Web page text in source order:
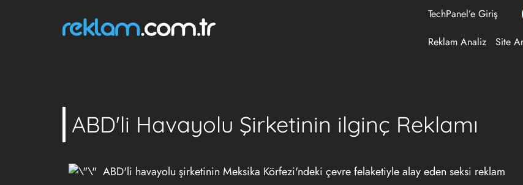
TechPanel’e Giriş
Reklam Analiz Site
ABD'li Havayolu Şirketinin ilginç Reklamı
ABD'li havayolu şirketinin Meksika Körfezi'ndeki çevre felaketiyle alay eden seksi reklam